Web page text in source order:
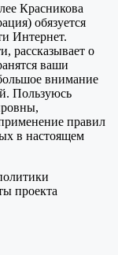
Красникова
обязуется
Интернет.
рассказывает о
ваши
внимание
Пользуюсь
правил
в настоящем
проекта